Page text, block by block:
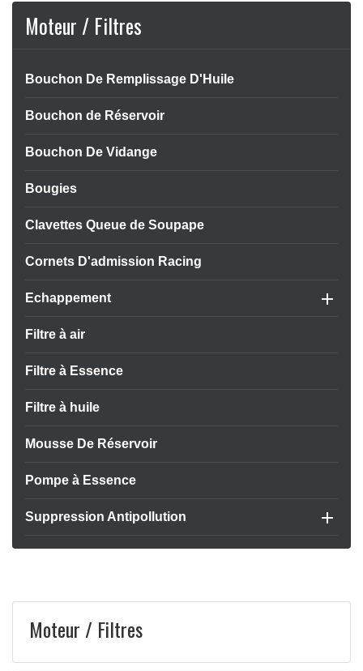
Moteur / Filtres
Bouchon De Remplissage D'Huile
Bouchon de Réservoir
Bouchon De Vidange
Bougies
Clavettes Queue de Soupape
Cornets D'admission Racing
Echappement 
Filtre à air
Filtre à Essence
Filtre à huile
Mousse De Réservoir
Pompe à Essence
Suppression Antipollution 
Moteur / Filtres